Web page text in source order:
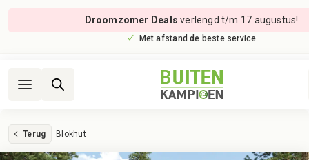
Droomzomer Deals verlengd t/m 17 augustus!
Met afstand de beste service
Terug Blokhut